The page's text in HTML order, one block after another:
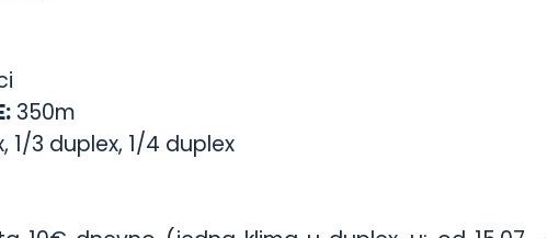
350m
1/3 duplex, 1/4 duplex